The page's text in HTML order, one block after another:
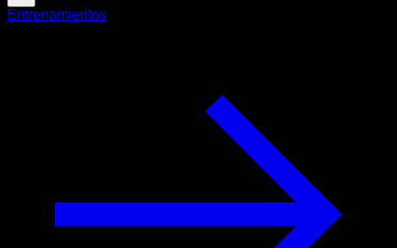
Entrenamientos